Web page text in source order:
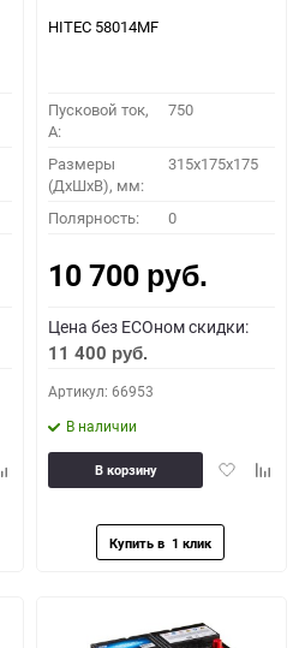
HITEC 58014MF
Пусковой ток,
A:
750
Размеры
(ДхШхВ), мм:
315x175x175
Полярность: 0
10 700 руб.
Цена без ECOном скидки:
11 400 руб.
Артикул: 66953
В наличии
Добавить
В корзину